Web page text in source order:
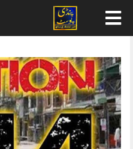
content